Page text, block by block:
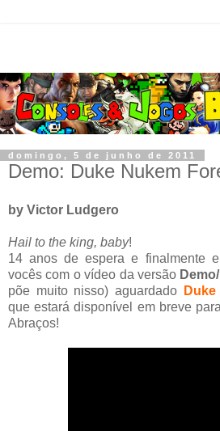
domingo, 5 de junho de 2011
Demo: Duke Nukem
by Victor Ludgero
Hail to the king, baby!
14 anos de espera e finalmente
vocês com o vídeo da versão
põe muito nisso) aguardado
que estará disponível em breve para
Abraços!